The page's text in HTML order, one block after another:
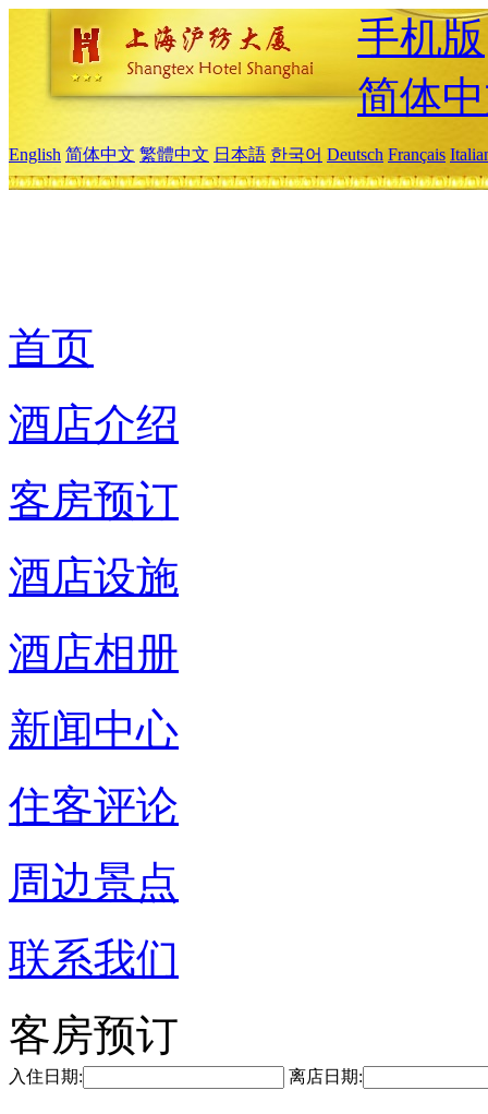
手机版
简体
English 简体中文 繁體中文 日本語 한국어 Deutsch Français
首页
酒店介绍
客房预订
酒店设施
酒店相册
新闻中心
住客评论
周边景点
联系我们
客房预订
入住日期: 离店日期: